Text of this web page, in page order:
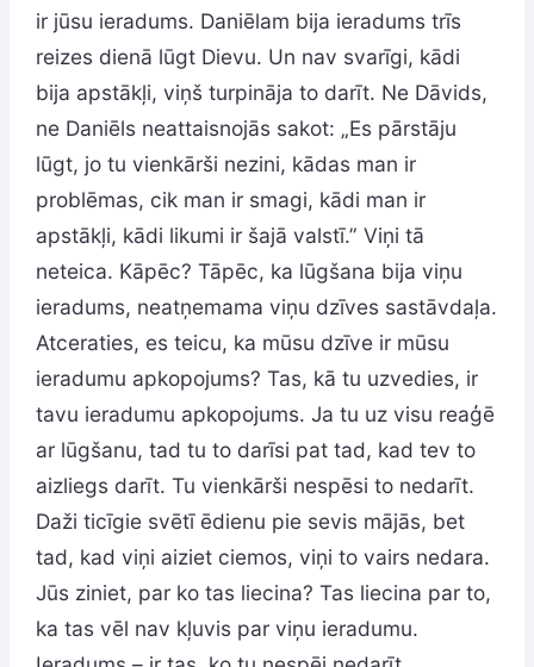
ir jūsu ieradums. Daniēlam bija ieradums trīs
reizes dienā lūgt Dievu. Un nav svarīgi, kādi
bija apstākļi, viņš turpināja to darīt. Ne Dāvids,
ne Daniēls neattaisnojās sakot: „Es pārstāju
lūgt, jo tu vienkārši nezini, kādas man ir
problēmas, cik man ir smagi, kādi man ir
apstākļi, kādi likumi ir šajā valstī.” Viņi tā
neteica. Kāpēc? Tāpēc, ka lūgšana bija viņu
ieradums, neatņemama viņu dzīves sastāvdaļa.
Atceraties, es teicu, ka mūsu dzīve ir mūsu
ieradumu apkopojums? Tas, kā tu uzvedies, ir
tavu ieradumu apkopojums. Ja tu uz visu reaģē
ar lūgšanu, tad tu to darīsi pat tad, kad tev to
aizliegs darīt. Tu vienkārši nespēsi to nedarīt.
Daži ticīgie svētī ēdienu pie sevis mājās, bet
tad, kad viņi aiziet ciemos, viņi to vairs nedara.
Jūs ziniet, par ko tas liecina? Tas liecina par to,
ka tas vēl nav kļuvis par viņu ieradumu.